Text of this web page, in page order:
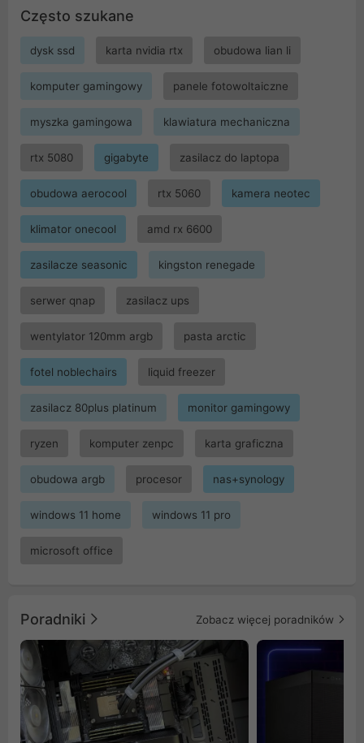
Często szukane
dysk ssd karta nvidia rtx obudowa lian li
komputer gamingowy panele fotowoltaiczne
myszka gamingowa klawiatura mechaniczna
rtx 5080 gigabyte zasilacz do laptopa
obudowa aerocool rtx 5060 kamera neotec
klimator onecool amd rx 6600
zasilacze seasonic kingston renegade
serwer qnap zasilacz ups
wentylator 120mm argb pasta arctic
fotel noblechairs liquid freezer
zasilacz 80plus platinum monitor gamingowy
ryzen komputer zenpc karta graficzna
obudowa argb procesor nas+synology
windows 11 home windows 11 pro
microsoft office
Poradniki Zobacz więcej poradników